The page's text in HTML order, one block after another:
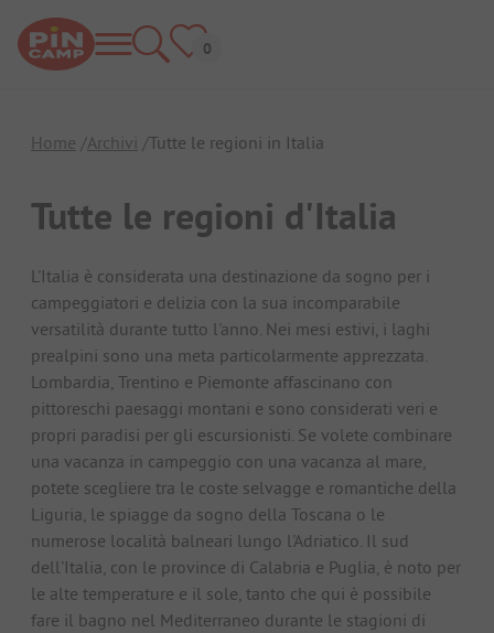
Home Archivi Tutte le regioni in Italia
Tutte le regioni d'Italia
L'Italia è considerata una destinazione da sogno per i
campeggiatori e delizia con la sua incomparabile
versatilità durante tutto l'anno. Nei mesi estivi, i laghi
prealpini sono una meta particolarmente apprezzata.
Lombardia, Trentino e Piemonte affascinano con
pittoreschi paesaggi montani e sono considerati veri e
propri paradisi per gli escursionisti. Se volete combinare
una vacanza in campeggio con una vacanza al mare,
potete scegliere tra le coste selvagge e romantiche della
Liguria, le spiagge da sogno della Toscana o le
numerose località balneari lungo l'Adriatico. Il sud
dell'Italia, con le province di Calabria e Puglia, è noto per
le alte temperature e il sole, tanto che qui è possibile
fare il bagno nel Mediterraneo durante le stagioni di